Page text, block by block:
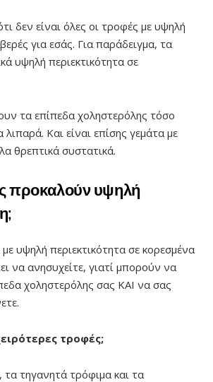
δεν είναι όλες οι τροφές με υψηλή
για εσάς. Για παράδειγμα, τα
υψηλή περιεκτικότητα σε
τα επίπεδα χοληστερόλης τόσο
Και είναι επίσης γεμάτα με
θρεπτικά συστατικά.
προκαλούν υψηλή
υψηλή περιεκτικότητα σε κορεσμένα
να ανησυχείτε, γιατί μπορούν να
χοληστερόλης σας ΚΑΙ να σας
τροφές;
τα τηγανητά τρόφιμα και τα